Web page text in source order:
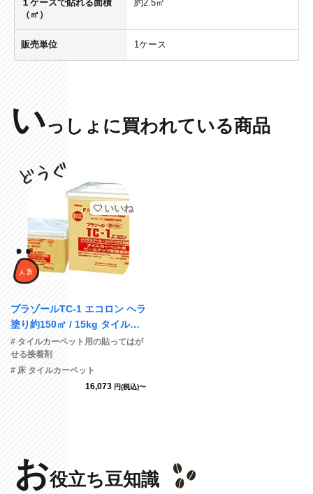
１ケースで貼れる面積
（㎡）
約2.5㎡
販売単位 1ケース
いっしょに買われている商品
いいね
プラゾールTC-1 エコロン ヘラ
塗り約150㎡ / 15kg タイルカ
ーペット用接着剤
# タイルカーペット用の貼ってはが
せる接着剤
# 床 タイルカーペット
16,073 円(税込)〜
お役立ち豆知識